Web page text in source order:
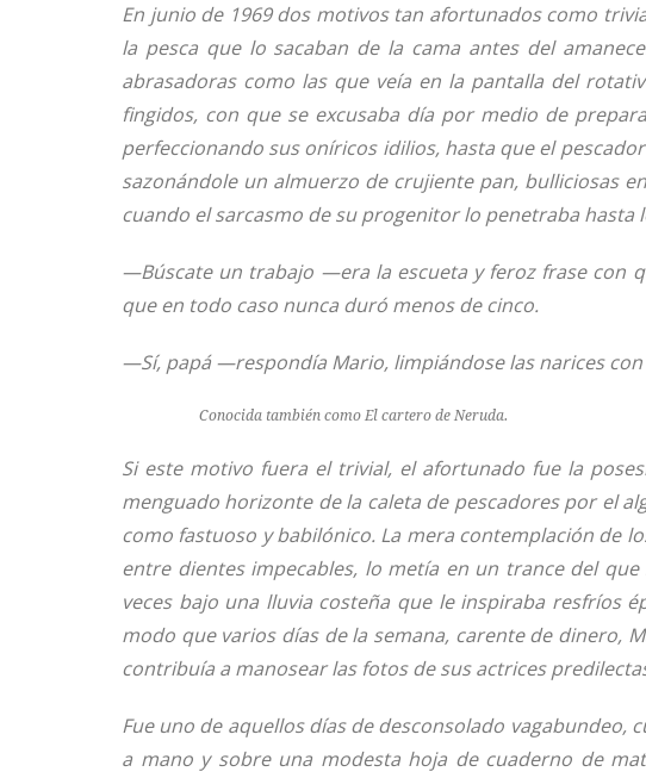
En junio de 1969 dos motivos tan afortunados como
la pesca que lo sacaban de la cama antes del
abrasadoras como las que veía en la pantalla del
fingidos, con que se excusaba día por medio de
perfeccionando sus oníricos idilios, hasta que el
sazonándole un almuerzo de crujiente pan, bulliciosas
cuando el sarcasmo de su progenitor lo penetraba hasta
—Búscate un trabajo —era la escueta y feroz frase con
que en todo caso nunca duró menos de cinco.
—Sí, papá —respondía Mario, limpiándose las narices con
Conocida también como El cartero de Neruda.
Si este motivo fuera el trivial, el afortunado fue la
menguado horizonte de la caleta de pescadores por el
como fastuoso y babilónico. La mera contemplación de
entre dientes impecables, lo metía en un trance del
veces bajo una lluvia costeña que le inspiraba resfríos
modo que varios días de la semana, carente de dinero,
contribuía a manosear las fotos de sus actrices
Fue uno de aquellos días de desconsolado
a mano y sobre una modesta hoja de cuaderno de